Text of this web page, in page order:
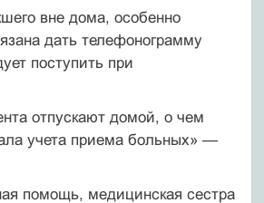
вне дома, особенно
дать телефонограмму
поступить при
отпускают домой, о чем
учета приема больных» —
помощь, медицинская сестра